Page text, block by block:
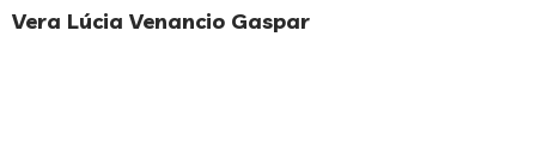
Vera Lúcia Venancio Gaspar